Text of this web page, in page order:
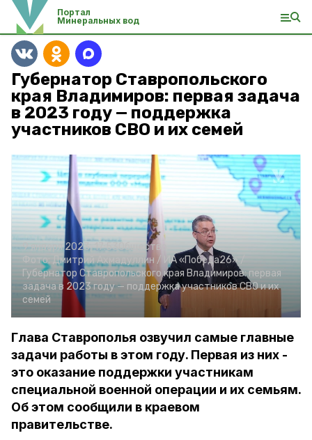
Портал
Минеральных вод
Губернатор Ставропольского
края Владимиров: первая задача
в 2023 году — поддержка
участников СВО и их семей
9 января 2023, 17:53Общество
Фото: Дмитрий Ахмадуллин / ИА «Победа26» /
Губернатор Ставропольского края Владимиров: первая
задача в 2023 году — поддержка участников СВО и их
семей
Глава Ставрополья озвучил самые главные
задачи работы в этом году. Первая из них -
это оказание поддержки участникам
специальной военной операции и их семьям.
Об этом сообщили в краевом
правительстве.